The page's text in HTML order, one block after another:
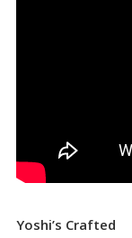
Yoshi’s Crafted